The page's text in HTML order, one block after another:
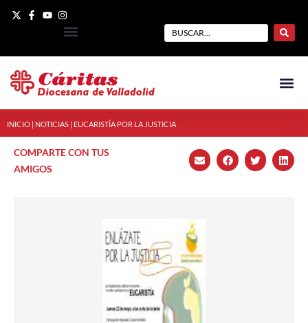
INICIO NOTICIAS EUCARISTÍA POR LA JUSTICIA
COMPARTE CON TUS
AMIGOS